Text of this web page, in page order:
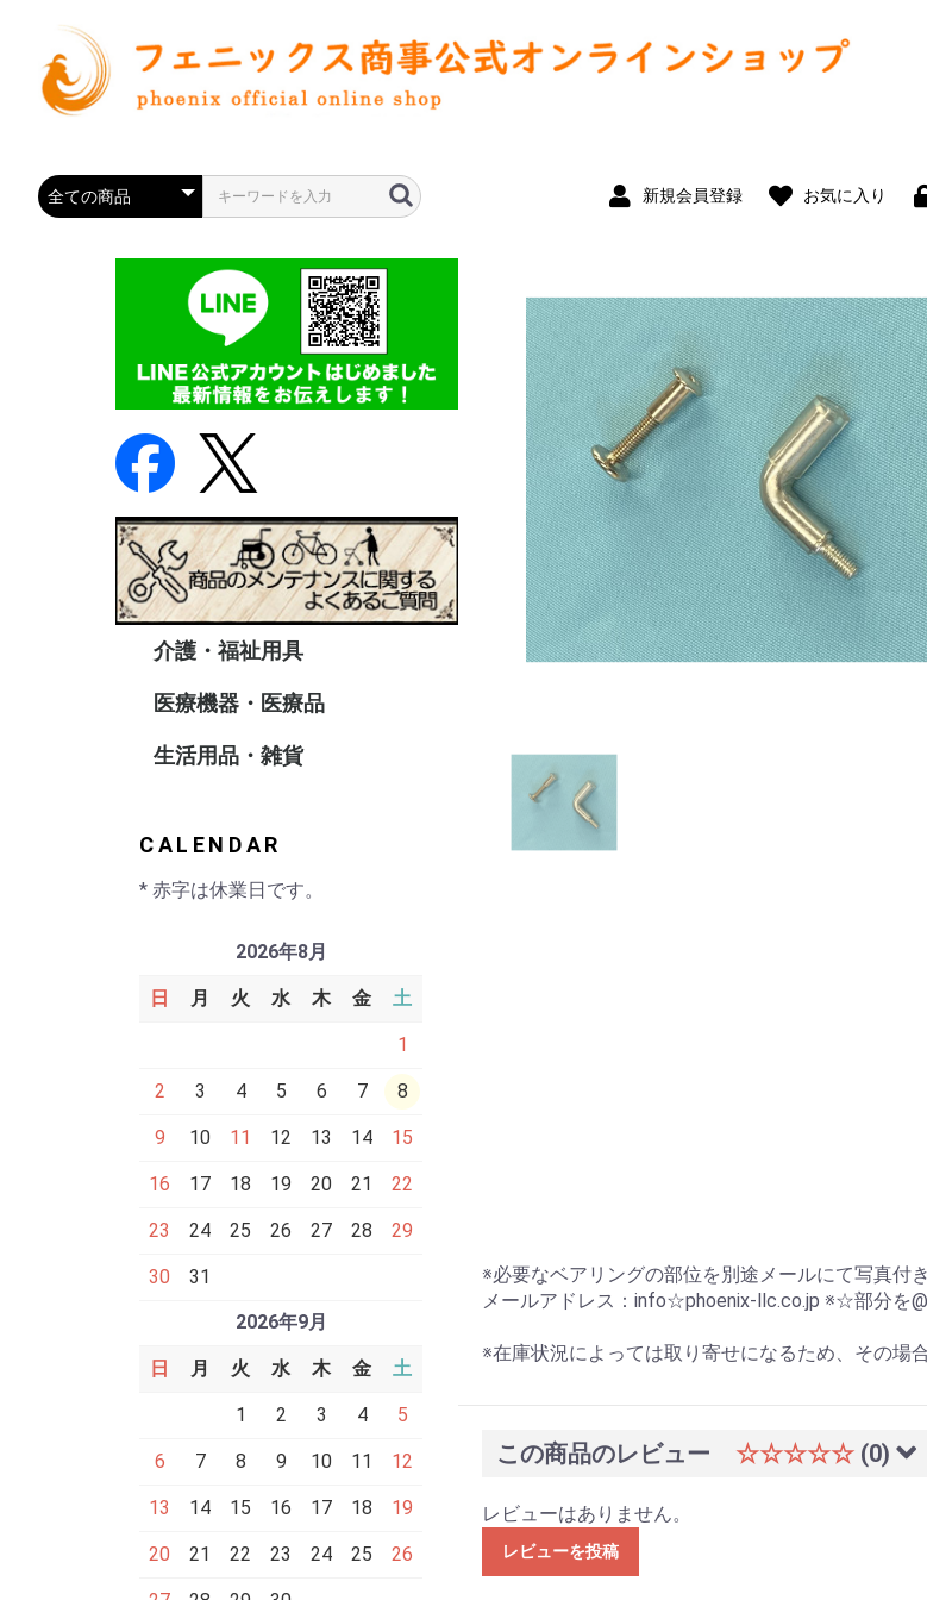
新規会員登録 お気に入り
介護・福祉用具 車 椅 子 介助用
自走式
シルバーカー・歩行器 本体
部品
電動車椅子・カート
杖・ステッキ
携帯用トイレ
サイドテーブル
車椅子部品・関連商品 デスク
スロープ
交換用部品
医療機器・医療品
生活用品・雑貨 ショッピングカート
ポータブルトイレ
ペット用品
クッション・枕
リゾート家具
フィットネス
ハンディマッサージャー
CALENDAR
* 赤字は休業日です。
2026年8月
日 月 火 水 木 金 土
1
2 3 4 5 6 7 8
9 10 11 12 13 14 15
16 17 18 19 20 21 22
23 24 25 26 27 28 29
30
31
2026年9月
日 月 火 水 木 金 土
1 2 3 4 5
6 7 8 9 10 11 12
13 14 15 16 17 18 19
20 21 22 23 24 25 26
※必要なベアリングの部位を別途メールにて写真付
メールアドレス：info☆phoenix-llc.co.jp ※☆部分を
※在庫状況によっては取り寄せになるため、その場
この商品のレビュー ☆☆☆☆☆ (0)
レビューはありません。
レビューを投稿